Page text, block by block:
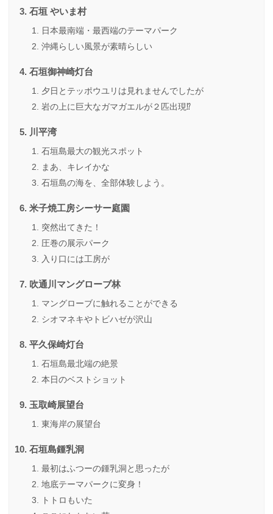
石垣 やいま村
日本最南端・最西端のテーマパーク
沖縄らしい風景が素晴らしい
石垣御神崎灯台
夕日とテッポウユリは見れませんでしたが
岩の上に巨大なガマガエルが２匹出現⁉
川平湾
石垣島最大の観光スポット
まあ、キレイかな
石垣島の海を、全部体験しよう。
米子焼工房シーサー庭園
突然出てきた！
圧巻の展示パーク
入り口には工房が
吹通川マングローブ林
マングローブに触れることができる
シオマネキやトビハゼが沢山
平久保崎灯台
石垣島最北端の絶景
本日のベストショット
玉取崎展望台
東海岸の展望台
石垣島鍾乳洞
最初はふつーの鍾乳洞と思ったが
地底テーマパークに変身！
トトロもいた